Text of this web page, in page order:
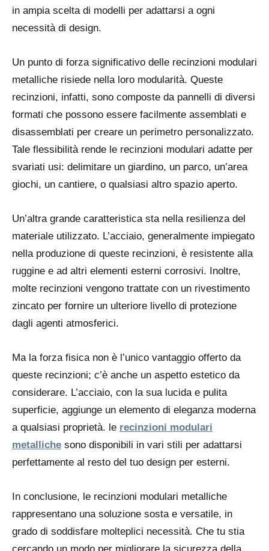
in ampia scelta di modelli per adattarsi a ogni
necessità di design.
Un punto di forza significativo delle recinzioni modulari
metalliche risiede nella loro modularità. Queste
recinzioni, infatti, sono composte da pannelli di diversi
formati che possono essere facilmente assemblati e
disassemblati per creare un perimetro personalizzato.
Tale flessibilità rende le recinzioni modulari adatte per
svariati usi: delimitare un giardino, un parco, un’area
giochi, un cantiere, o qualsiasi altro spazio aperto.
Un’altra grande caratteristica sta nella resilienza del
materiale utilizzato. L’acciaio, generalmente impiegato
nella produzione di queste recinzioni, è resistente alla
ruggine e ad altri elementi esterni corrosivi. Inoltre,
molte recinzioni vengono trattate con un rivestimento
zincato per fornire un ulteriore livello di protezione
dagli agenti atmosferici.
Ma la forza fisica non è l’unico vantaggio offerto da
queste recinzioni; c’è anche un aspetto estetico da
considerare. L’acciaio, con la sua lucida e pulita
superficie, aggiunge un elemento di eleganza moderna
a qualsiasi proprietà. le recinzioni modulari
metalliche sono disponibili in vari stili per adattarsi
perfettamente al resto del tuo design per esterni.
In conclusione, le recinzioni modulari metalliche
rappresentano una soluzione sosta e versatile, in
grado di soddisfare molteplici necessità. Che tu stia